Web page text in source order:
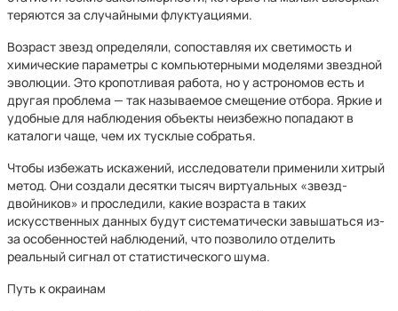
теряются за случайными флуктуациями.
Возраст звезд определяли, сопоставляя их светимость и
химические параметры с компьютерными моделями звездной
эволюции. Это кропотливая работа, но у астрономов есть и
другая проблема — так называемое смещение отбора. Яркие и
удобные для наблюдения объекты неизбежно попадают в
каталоги чаще, чем их тусклые собратья.
Чтобы избежать искажений, исследователи применили хитрый
метод. Они создали десятки тысяч виртуальных «звезд-
двойников» и проследили, какие возраста в таких
искусственных данных будут систематически завышаться из-
за особенностей наблюдений, что позволило отделить
реальный сигнал от статистического шума.
Путь к окраинам